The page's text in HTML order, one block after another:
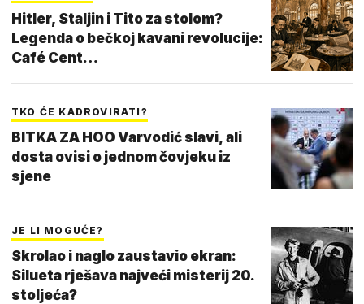
Hitler, Staljin i Tito za stolom?
Legenda o bečkoj kavani revolucije:
Café Cent…
TKO ĆE KADROVIRATI?
BITKA ZA HOO Varvodić slavi, ali
dosta ovisi o jednom čovjeku iz
sjene
JE LI MOGUĆE?
Skrolao i naglo zaustavio ekran:
Silueta rješava najveći misterij 20.
stoljeća?